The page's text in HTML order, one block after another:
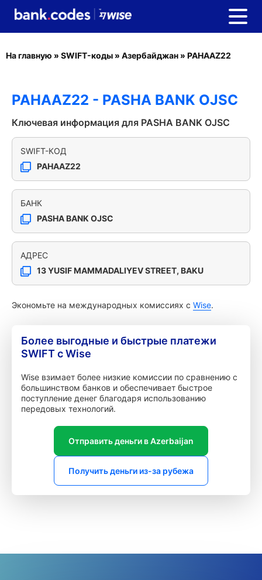
На главную » SWIFT-коды » Азербайджан » PAHAAZ22
PAHAAZ22 - PASHA BANK OJSC
Ключевая информация для PASHA BANK OJSC
SWIFT-КОД
PAHAAZ22
БАНК
PASHA BANK OJSC
АДРЕС
13 YUSIF MAMMADALIYEV STREET, BAKU
Экономьте на международных комиссиях с Wise.
Более выгодные и быстрые платежи
SWIFT с Wise
Wise взимает более низкие комиссии по сравнению с
большинством банков и обеспечивает быстрое
поступление денег благодаря использованию
передовых технологий.
Отправить деньги в Azerbaijan
Получить деньги из-за рубежа